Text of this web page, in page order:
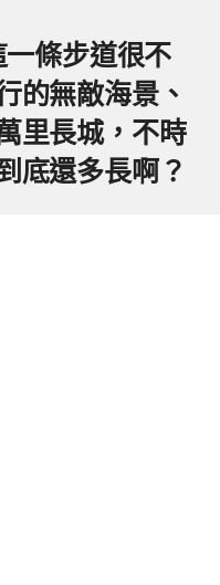
條步道很不
的無敵海景、
里長城，不時
底還多長啊？